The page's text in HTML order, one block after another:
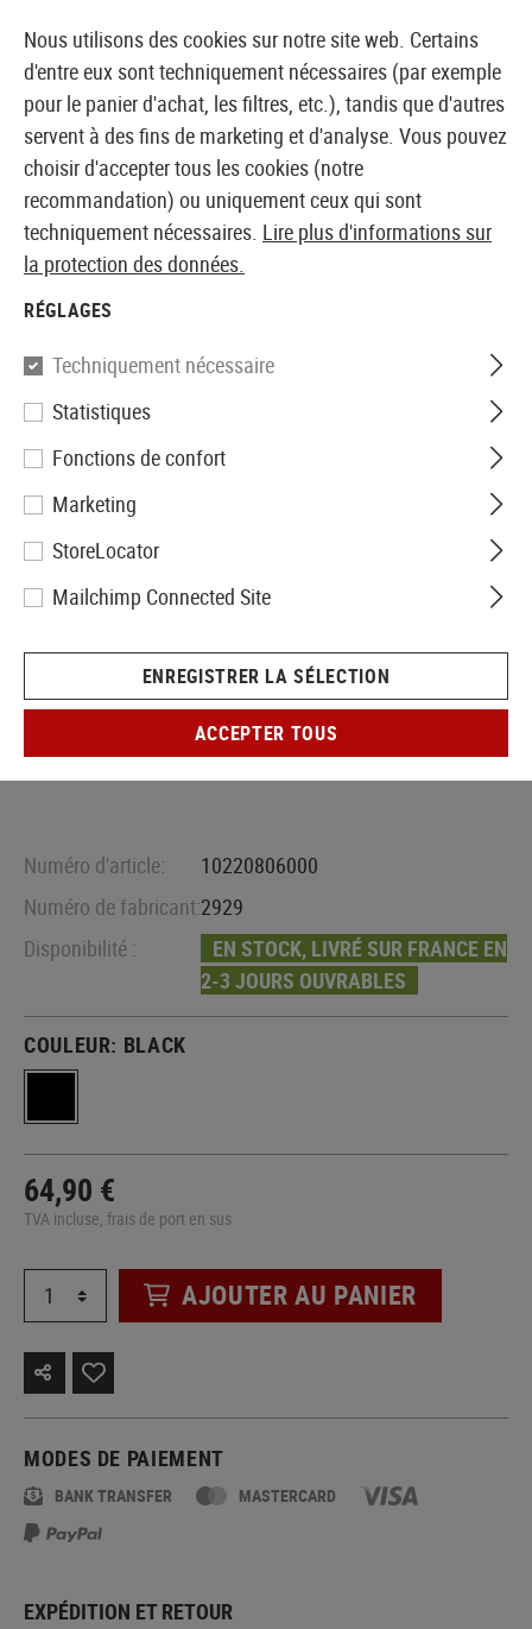
BOUTIQUE ET GROSSISTE EUROPÉEN AIRSOFT
Accueil Accessoires d'Airsoft Sécurité des armes à
Glock
Security Case
Numéro d'article:
10220806000
Numéro de fabricant:2929
Disponibilité :
EN STOCK, LIVRÉ SUR FRANCE EN
2-3 JOURS OUVRABLES
COULEUR: BLACK
64,90 €
TVA incluse, frais de port en sus
AJOUTER AU PANIER
MODES DE PAIEMENT
BANK TRANSFER MASTERCARD
EXPÉDITION ET RETOUR
Nous utilisons des cookies sur notre site web. Certains
d'entre eux sont techniquement nécessaires (par exemple
pour le panier d'achat, les filtres, etc.), tandis que d'autres
servent à des fins de marketing et d'analyse. Vous pouvez
choisir d'accepter tous les cookies (notre
recommandation) ou uniquement ceux qui sont
techniquement nécessaires. Lire plus d'informations sur
la protection des données.
RÉGLAGES
Techniquement nécessaire
Statistiques
Fonctions de confort
Marketing
StoreLocator
Mailchimp Connected Site
ENREGISTRER LA SÉLECTION
ACCEPTER TOUS